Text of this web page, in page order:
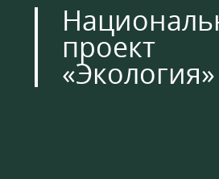
проект
«Экология»